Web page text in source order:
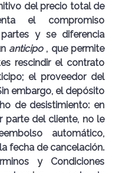
del precio total de
el compromiso
y se diferencia
anticipo, que permite
rescindir el contrato
el proveedor del
embargo, el depósito
de desistimiento: en
parte del cliente, no le
automático,
fecha de cancelación.
y Condiciones